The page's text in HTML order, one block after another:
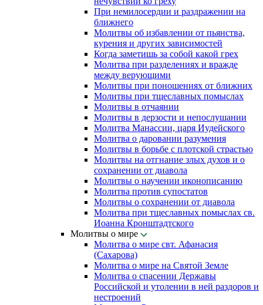
При немилосердии и раздражении на
ближнего
Молитвы об избавлении от пьянства,
курения и других зависимостей
Когда заметишь за собой какой грех
Молитва при разделениях и вражде
между верующими
Молитвы при поношениях от ближних
Молитвы при тщеславных помыслах
Молитвы в отчаянии
Молитвы в дерзости и непослушании
Молитва Манассии, царя Иудейского
Молитва о даровании разумения
Молитвы в борьбе с плотской страстью
Молитвы на отгнание злых духов и о
сохранении от диавола
Молитвы о научении иконописанию
Молитва против супостатов
Молитвы о сохранении от диавола
Молитва при тщеславных помыслах св.
Иоанна Кронштадтского
Молитвы о мире
Молитва о мире свт. Афанасия
(Сахарова)
Молитва о мире на Святой Земле
Молитва о спасении Державы
Российской и утолении в ней раздоров и
нестроений